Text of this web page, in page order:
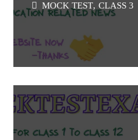
MOCK TEST, CLASS 3